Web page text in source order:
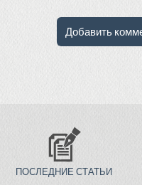
ПОСЛЕДНИЕ СТАТЬИ